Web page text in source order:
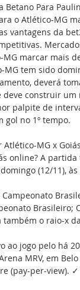
Betano Para
o Atlético-MG
vantagens da
marcar mais
tem sido
deverá
construir
palpite de
gol no 1º tempo.
MG x
online? A
(12/11), às
Campeonato
Brasileiro;
também o raio-x
ao jogo pelo há
MRV, em
(pay-per-view). ✓